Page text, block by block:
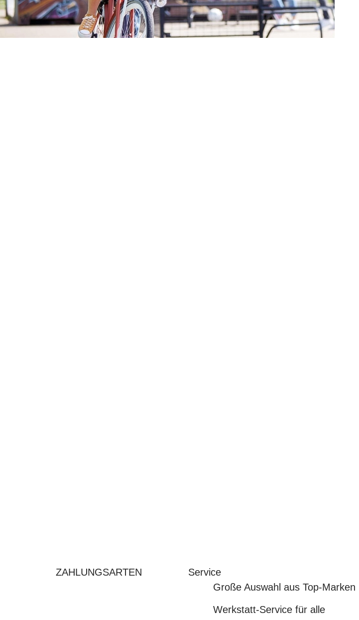
ZAHLUNGSARTEN
Service
Große Auswahl aus Top-Marken
Werkstatt-Service für alle